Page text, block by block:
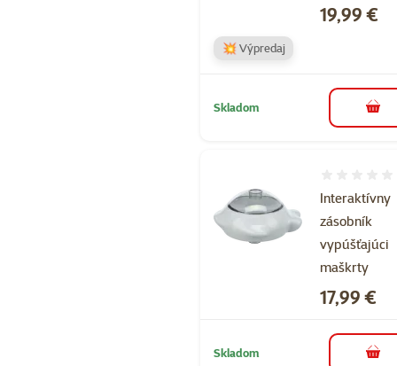
Cena
19,99 €
💥 Výpredaj
Skladom do
Interaktívny
zásobník
vypúšťajúci
maškrty
Cena
17,99 €
Skladom do